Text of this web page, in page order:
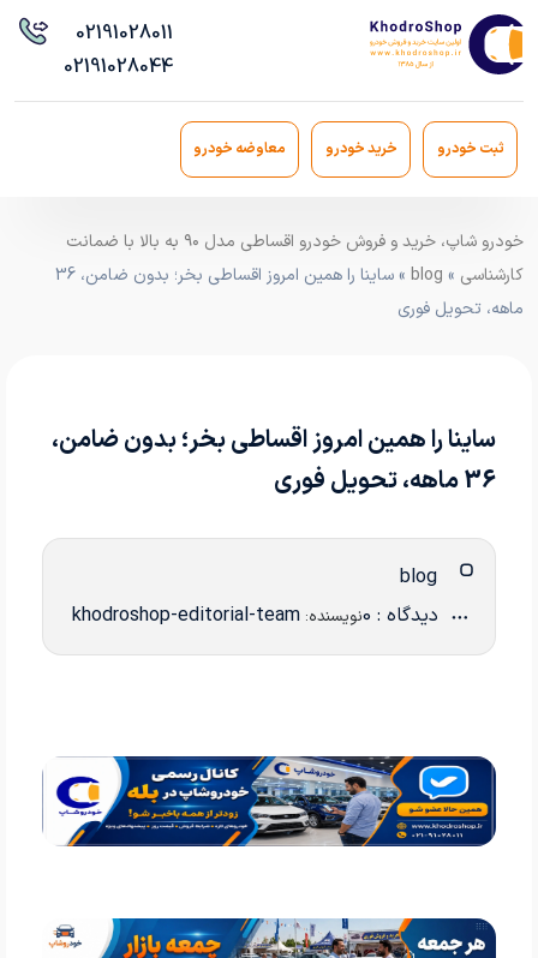
02191028011
02191028044
ثبت خودرو خرید خودرو معاوضه خودرو
خودرو شاپ، خرید و فروش خودرو اقساطی مدل ۹۰ به بالا با ضمانت
کارشناسی »
blog
» ساینا را همین امروز اقساطی بخر؛ بدون ضامن، 36
ماهه، تحویل فوری
ساینا را همین امروز اقساطی بخر؛ بدون ضامن،
36 ماهه، تحویل فوری
دیدگاه : 0 نویسنده: khodroshop-editorial-team